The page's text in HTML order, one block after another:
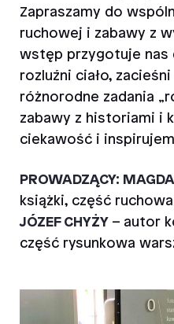
Zapraszamy do
ruchowej i zabawy z
wstęp przygotuje nas
rozluźni ciało,
różnorodne zadania
zabawy z historiami i
ciekawość i
PROWADZĄCY:
książki, część
JÓZEF CHYŻY – autor
część rysunkowa